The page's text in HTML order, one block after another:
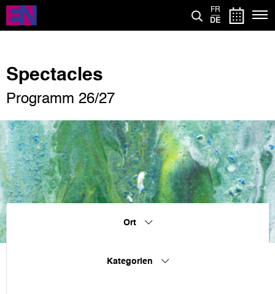
Direkt
zum
Inhalt
FR
DE
Spectacles
Programm 26/27
Ort
Kategorien